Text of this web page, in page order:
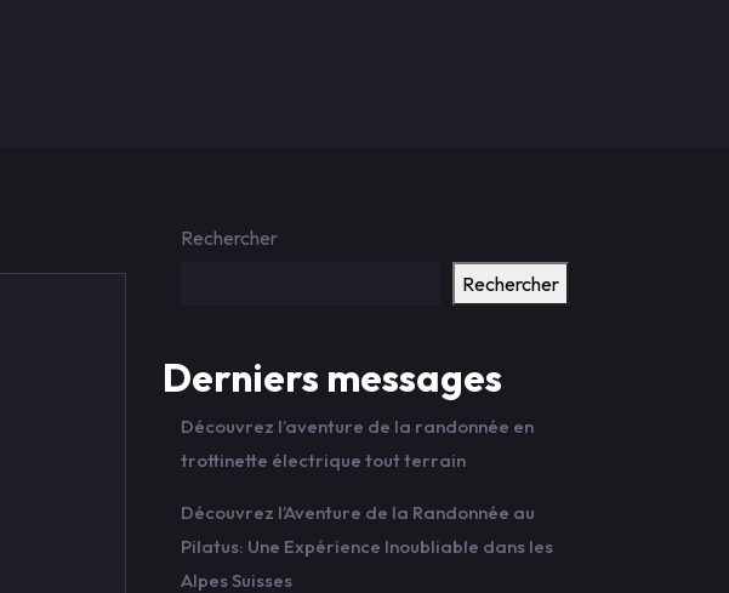
Rechercher
Rechercher
Derniers messages
Découvrez l’aventure de la randonnée en
trottinette électrique tout terrain
Découvrez l’Aventure de la Randonnée au
Pilatus: Une Expérience Inoubliable dans les
Alpes Suisses